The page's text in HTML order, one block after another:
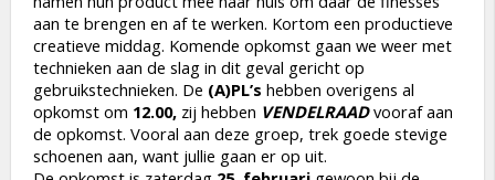
aan te brengen en af te werken. Kortom een productieve
creatieve middag. Komende opkomst gaan we weer met
technieken aan de slag in dit geval gericht op
gebruikstechnieken. De (A)PL’s hebben overigens al
opkomst om 12.00, zij hebben VENDELRAADvooraf aan
de opkomst. Vooral aan deze groep, trek goede stevige
schoenen aan, want jullie gaan er op uit.